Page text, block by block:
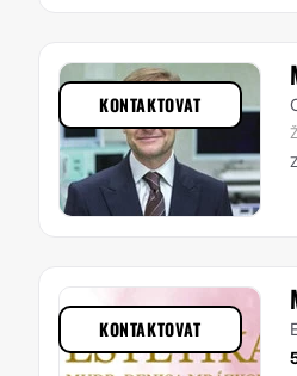
KONTAKTOVAT
KONTAKTOVAT